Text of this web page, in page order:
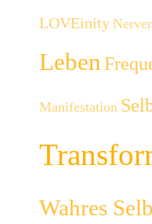
LOVEinity
Leben
Manifestation
Wahres